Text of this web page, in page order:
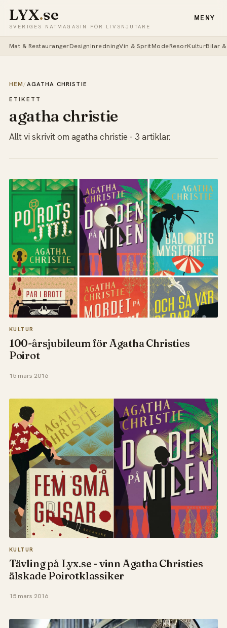
LYX.se
SVERIGES NÄTMAGASIN FÖR LIVSNJUTARE
MENY
Mat & RestaurangerDesignInredningVin & SpritModeResorKulturBilar
HEM / AGATHA CHRISTIE
ETIKETT
agatha christie
Allt vi skrivit om agatha christie - 3 artiklar.
KULTUR
100-årsjubileum för Agatha Christies
Poirot
15 mars 2016
KULTUR
Tävling på Lyx.se - vinn Agatha Christies
älskade Poirotklassiker
15 mars 2016